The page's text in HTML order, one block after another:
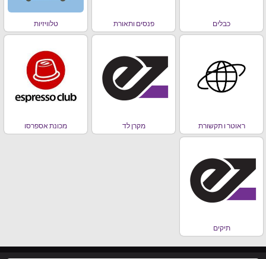
כבלים פנסים ותאורת טלוויזיות
ראוטר ו תקשורת מקרן לד מכונת אספרסו
תיקים